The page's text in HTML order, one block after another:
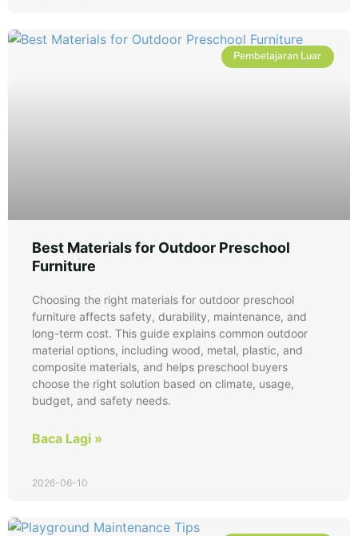
Pembelajaran Luar
Best Materials for Outdoor Preschool
Furniture
Choosing the right materials for outdoor preschool
furniture affects safety, durability, maintenance, and
long-term cost. This guide explains common outdoor
material options, including wood, metal, plastic, and
composite materials, and helps preschool buyers
choose the right solution based on climate, usage,
budget, and safety needs.
Baca Lagi »
2026-06-10